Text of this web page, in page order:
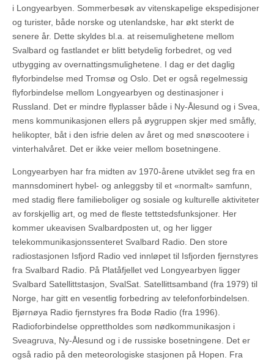
i Longyearbyen. Sommerbesøk av vitenskapelige ekspedisjoner
og turister, både norske og utenlandske, har økt sterkt de
senere år. Dette skyldes bl.a. at reisemulighetene mellom
Svalbard og fastlandet er blitt betydelig forbedret, og ved
utbygging av overnattingsmulighetene. I dag er det daglig
flyforbindelse med Tromsø og Oslo. Det er også regelmessig
flyforbindelse mellom Longyearbyen og destinasjoner i
Russland. Det er mindre flyplasser både i Ny-Ålesund og i Svea,
mens kommunikasjonen ellers på øygruppen skjer med småfly,
helikopter, båt i den isfrie delen av året og med snøscootere i
vinterhalvåret. Det er ikke veier mellom bosetningene.
Longyearbyen har fra midten av 1970-årene utviklet seg fra en
mannsdominert hybel- og anleggsby til et «normalt» samfunn,
med stadig flere familieboliger og sosiale og kulturelle aktiviteter
av forskjellig art, og med de fleste tettstedsfunksjoner. Her
kommer ukeavisen Svalbardposten ut, og her ligger
telekommunikasjonssenteret Svalbard Radio. Den store
radiostasjonen Isfjord Radio ved innløpet til Isfjorden fjernstyres
fra Svalbard Radio. På Platåfjellet ved Longyearbyen ligger
Svalbard Satellittstasjon, SvalSat. Satellittsamband (fra 1979) til
Norge, har gitt en vesentlig forbedring av telefonforbindelsen.
Bjørnøya Radio fjernstyres fra Bodø Radio (fra 1996).
Radioforbindelse opprettholdes som nødkommunikasjon i
Sveagruva, Ny-Ålesund og i de russiske bosetningene. Det er
også radio på den meteorologiske stasjonen på Hopen. Fra